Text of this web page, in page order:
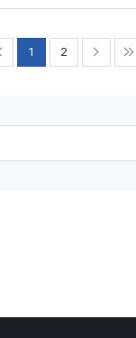
1 2